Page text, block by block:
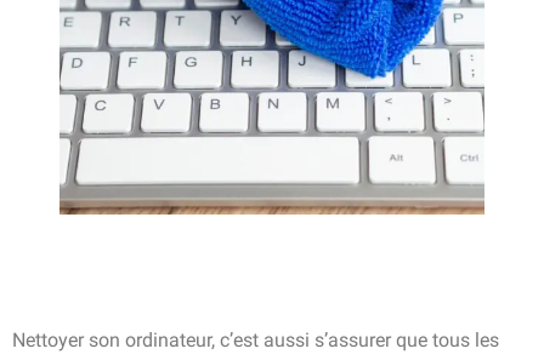
Nettoyer son ordinateur, c’est aussi s’assurer que tous les